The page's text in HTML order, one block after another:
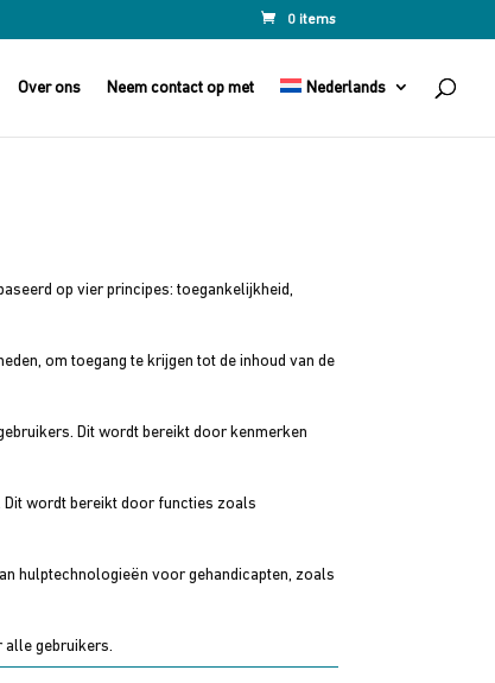
0 items
Over ons Neem contact op met Nederlands
op vier principes: toegankelijkheid,
om toegang te krijgen tot de inhoud van de
Dit wordt bereikt door kenmerken
Dit wordt bereikt door functies zoals
hulptechnologieën voor gehandicapten, zoals
alle gebruikers.